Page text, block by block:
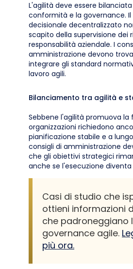
L'agilità deve essere
conformità e la governance. Il
decisionale decentralizzato
scapito della supervisione dei
responsabilità aziendale. I
amministrazione devono
integrare gli standard
lavoro agili.
Bilanciamento tra agilità e
Sebbene l'agilità promuova la
organizzazioni richiedono
pianificazione stabile e a
consigli di amministrazione
che gli obiettivi strategici
anche se l'esecuzione
Casi di studio che
ottieni informazioni
che padroneggiano
governance agile.
più ora.